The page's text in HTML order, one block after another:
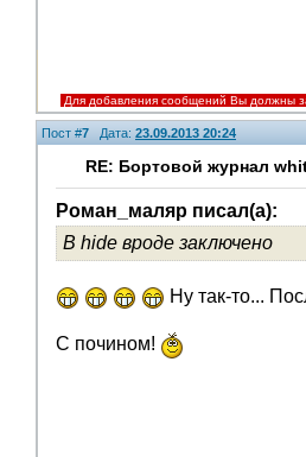
Для добавления сообщений Вы должны
Пост #7 Дата: 23.09.2013 20:24
RE: Бортовой журнал
Роман_маляр писал(а):
В hide вроде заключено
Ну так-то...
С почином!